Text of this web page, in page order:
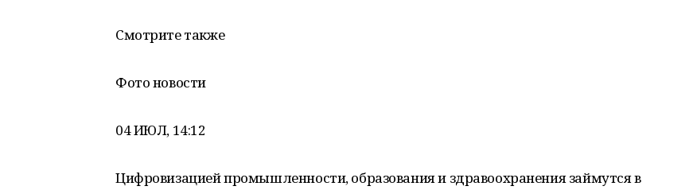
Смотрите также
Фото новости
04 ИЮЛ, 14:12
Цифровизацией промышленности, образования и здравоохранения займутся в